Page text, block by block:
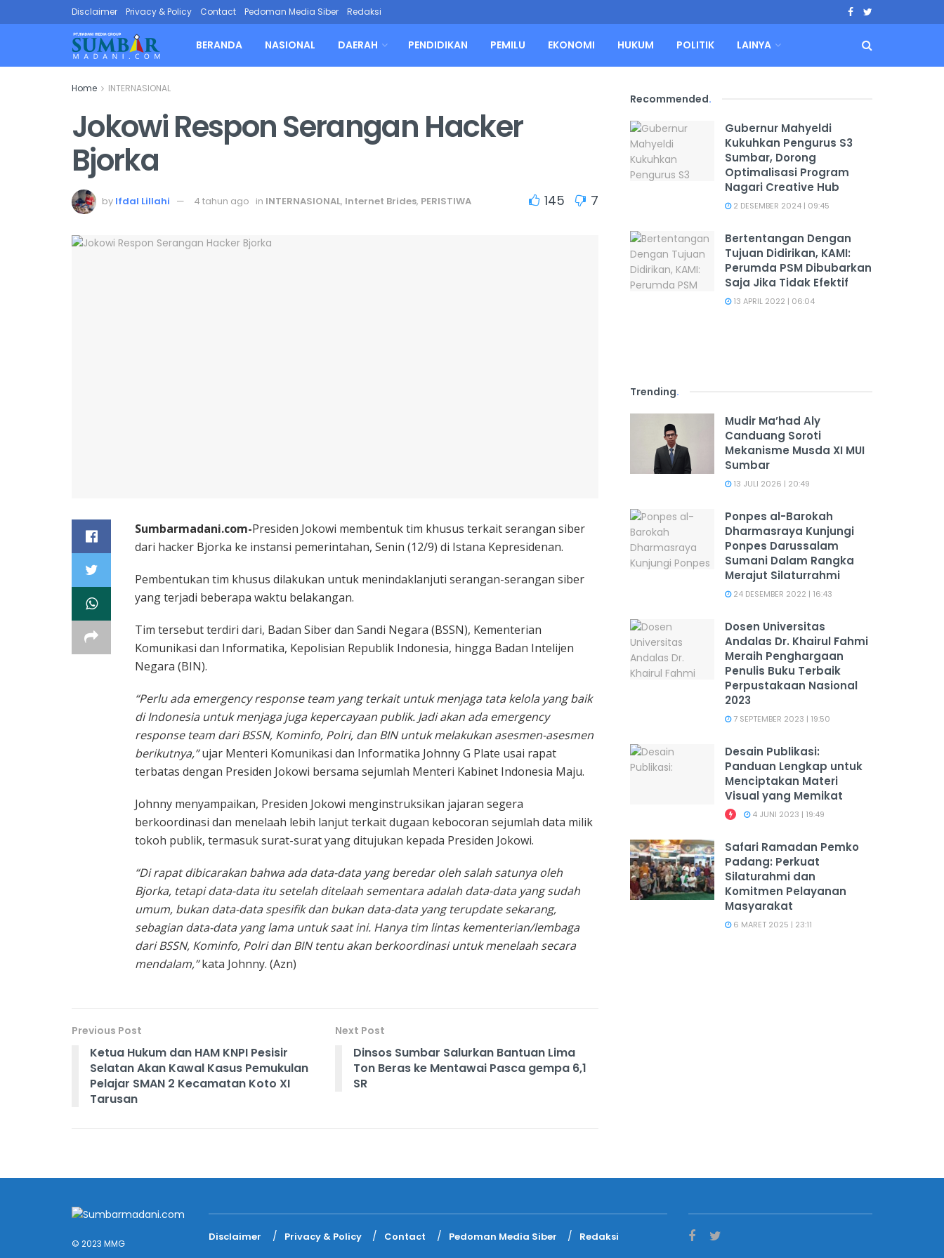
Disclaimer Privacy & Policy Contact Pedoman Media Siber Redaksi
BERANDA NASIONAL DAERAH PENDIDIKAN PEMILU EKONOMI HUKUM POLITIK LAINYA
Home INTERNASIONAL
Jokowi Respon Serangan Hacker
Bjorka
by Ifdal Lillahi 4 tahun ago in INTERNASIONAL, Internet Brides, PERISTIWA 145 7
Sumbarmadani.com-Presiden Jokowi membentuk tim khusus terkait serangan siber
dari hacker Bjorka ke instansi pemerintahan, Senin (12/9) di Istana Kepresidenan.
Pembentukan tim khusus dilakukan untuk menindaklanjuti serangan-serangan siber
yang terjadi beberapa waktu belakangan.
Tim tersebut terdiri dari, Badan Siber dan Sandi Negara (BSSN), Kementerian
Komunikasi dan Informatika, Kepolisian Republik Indonesia, hingga Badan Intelijen
Negara (BIN).
“Perlu ada emergency response team yang terkait untuk menjaga tata kelola yang baik
di Indonesia untuk menjaga juga kepercayaan publik. Jadi akan ada emergency
response team dari BSSN, Kominfo, Polri, dan BIN untuk melakukan asesmen-asesmen
berikutnya,”ujar Menteri Komunikasi dan Informatika Johnny G Plate usai rapat
terbatas dengan Presiden Jokowi bersama sejumlah Menteri Kabinet Indonesia Maju.
Johnny menyampaikan, Presiden Jokowi menginstruksikan jajaran segera
berkoordinasi dan menelaah lebih lanjut terkait dugaan kebocoran sejumlah data milik
tokoh publik, termasuk surat-surat yang ditujukan kepada Presiden Jokowi.
“Di rapat dibicarakan bahwa ada data-data yang beredar oleh salah satunya oleh
Bjorka, tetapi data-data itu setelah ditelaah sementara adalah data-data yang sudah
umum, bukan data-data spesifik dan bukan data-data yang terupdate sekarang,
sebagian data-data yang lama untuk saat ini. Hanya tim lintas kementerian/lembaga
dari BSSN, Kominfo, Polri dan BIN tentu akan berkoordinasi untuk menelaah secara
mendalam,”kata Johnny. (Azn)
Previous Post
Ketua Hukum dan HAM KNPI Pesisir
Selatan Akan Kawal Kasus Pemukulan
Pelajar SMAN 2 Kecamatan Koto XI
Tarusan
Next Post
Dinsos Sumbar Salurkan Bantuan Lima
Ton Beras ke Mentawai Pasca gempa 6,1
SR
Recommended.
Gubernur Mahyeldi
Kukuhkan Pengurus S3
Sumbar, Dorong
Optimalisasi Program
Nagari Creative Hub
2 DESEMBER 2024 | 09:45
Bertentangan Dengan
Tujuan Didirikan, KAMI:
Perumda PSM Dibubarkan
Saja Jika Tidak Efektif
13 APRIL 2022 | 06:04
Trending.
Mudir Ma’had Aly
Canduang Soroti
Mekanisme Musda XI MUI
Sumbar
13 JULI 2026 | 20:49
Ponpes al-Barokah
Dharmasraya Kunjungi
Ponpes Darussalam
Sumani Dalam Rangka
Merajut Silaturrahmi
24 DESEMBER 2022 | 16:43
Dosen Universitas
Andalas Dr. Khairul Fahmi
Meraih Penghargaan
Penulis Buku Terbaik
Perpustakaan Nasional
2023
7 SEPTEMBER 2023 | 19:50
Desain Publikasi:
Panduan Lengkap untuk
Menciptakan Materi
Visual yang Memikat
4 JUNI 2023 | 19:49
Safari Ramadan Pemko
Padang: Perkuat
Silaturahmi dan
Komitmen Pelayanan
Masyarakat
6 MARET 2025 | 23:11
© 2023 MMG
Disclaimer Privacy & Policy Contact Pedoman Media Siber Redaksi